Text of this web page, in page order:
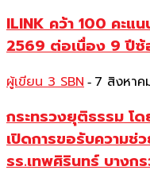
ILINK คว้า 100 คะแ
2569 ต่อเนื่อง 9 ปีซ้
ผู้เขียน 3 SBN - 7 สิงหา
กระทรวงยุติธรรม โ
เปิดการขอรับความช่
รร.เทพศิรินทร์ บางก